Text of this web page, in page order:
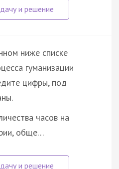
ниже списке
гуманизации
цифры, под
часов на
обще…